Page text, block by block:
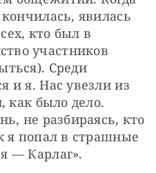
явилась
кто был в
участников
Среди
и я. Нас увезли из
как было дело.
не разбираясь, кто
я попал в страшные
— Карлаг».